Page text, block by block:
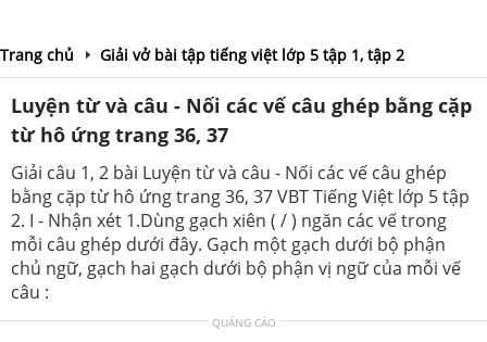
Trang chủ Giải vở bài tập tiếng việt lớp 5 tập 1, tập 2
Luyện từ và câu - Nối các vế câu ghép bằng cặp
từ hô ứng trang 36, 37
Giải câu 1, 2 bài Luyện từ và câu - Nối các vế câu ghép
bằng cặp từ hô ứng trang 36, 37 VBT Tiếng Việt lớp 5 tập
2. I - Nhận xét 1.Dùng gạch xiên ( / ) ngăn các vế trong
mỗi câu ghép dưới đây. Gạch một gạch dưới bộ phận
chủ ngữ, gạch hai gạch dưới bộ phận vị ngữ của mỗi vế
câu :
QUẢNG CÁO